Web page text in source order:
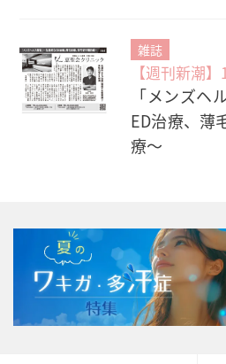
雑誌
【週刊新潮
「メンズヘ
ED治療、薄
療〜